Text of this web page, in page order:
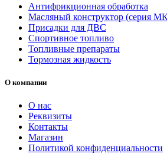
Антифрикционная обработка
Масляный конструктор (серия
Присадки для ДВС
Спортивное топливо
Топливные препараты
Тормозная жидкость
О компании
О нас
Реквизиты
Контакты
Магазин
Политикой конфиденциальности